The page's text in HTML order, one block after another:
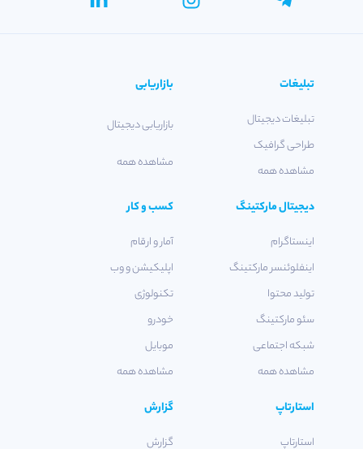
تبلیغات
تبلیغات دیجیتال
طراحی گرافیک
مشاهده همه
بازاریابی
بازاریابی دیجیتال
مشاهده همه
دیجیتال مارکتینگ
اینستاگرام
اینفلوئنسر مارکتینگ
تولید محتوا
سئو مارکتینگ
شبکه اجتماعی
مشاهده همه
کسب و کار
آمار و ارقام
اپلیکیشن و وب
تکنولوژی
خودرو
موبایل
مشاهده همه
استارتاپ
استارتاپ
گزارش
گزارش